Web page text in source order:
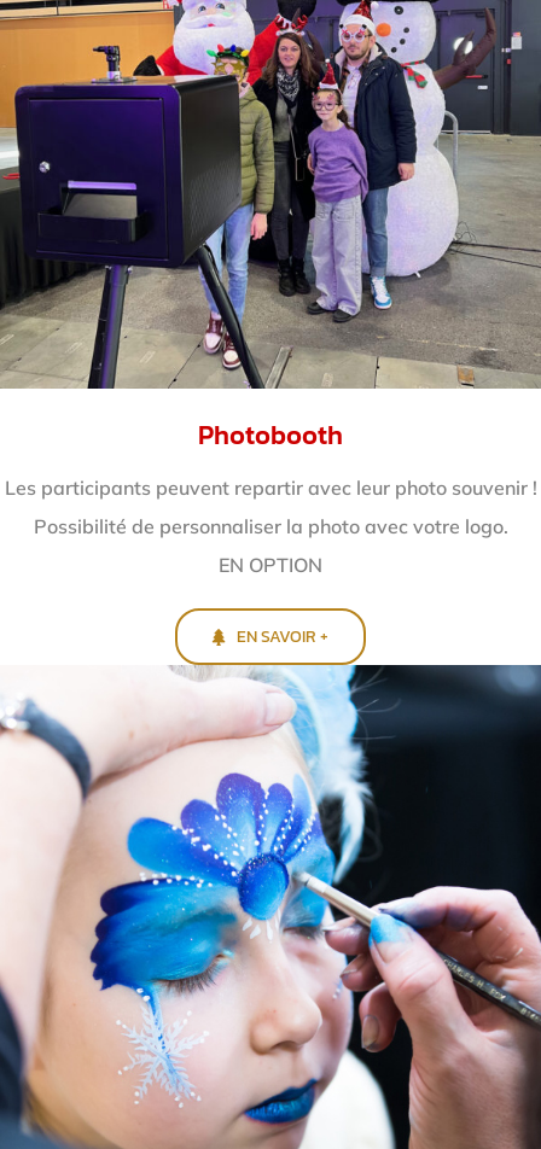
Photobooth
Les participants peuvent repartir avec leur photo souvenir !
Possibilité de personnaliser la photo avec votre logo.
EN OPTION
EN SAVOIR +